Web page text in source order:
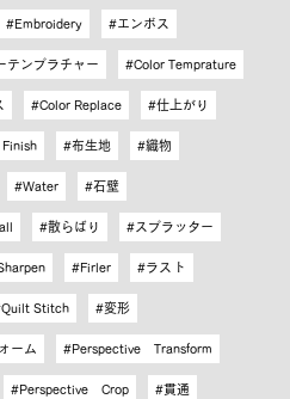
Embroidery エンボス
テンプラチャー Color Temprature
Color Replace 仕上がり
Finish 布生地 織物
Water 石壁
散らばり スプラッター
Firler ラスト
Quilt Stitch 変形
ーム Perspective Transform
Perspective Crop 貫通